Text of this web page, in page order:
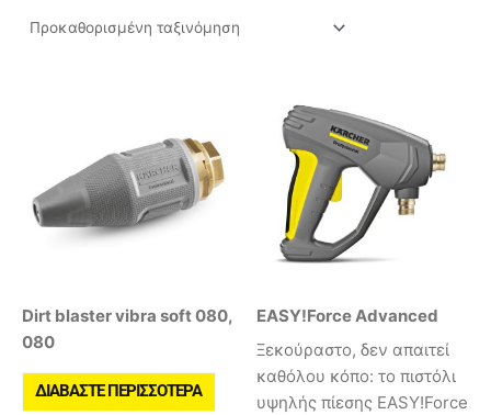
Dirt blaster vibra soft 080,
080
ΔΙΑΒΆΣΤΕ ΠΕΡΙΣΣΌΤΕΡΑ
EASY!Force Advanced
Ξεκούραστο, δεν απαιτεί
καθόλου κόπο: το πιστόλι
υψηλής πίεσης EASY!Force